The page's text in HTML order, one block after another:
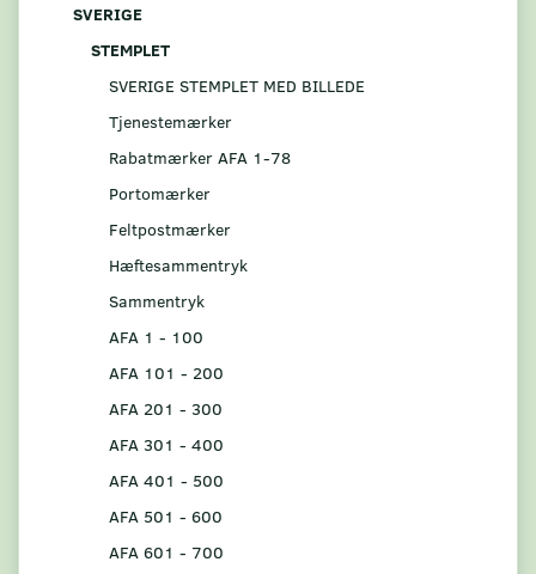
SVERIGE
STEMPLET
SVERIGE STEMPLET MED BILLEDE
Tjenestemærker
Rabatmærker AFA 1-78
Portomærker
Feltpostmærker
Hæftesammentryk
Sammentryk
AFA 1 - 100
AFA 101 - 200
AFA 201 - 300
AFA 301 - 400
AFA 401 - 500
AFA 501 - 600
AFA 601 - 700